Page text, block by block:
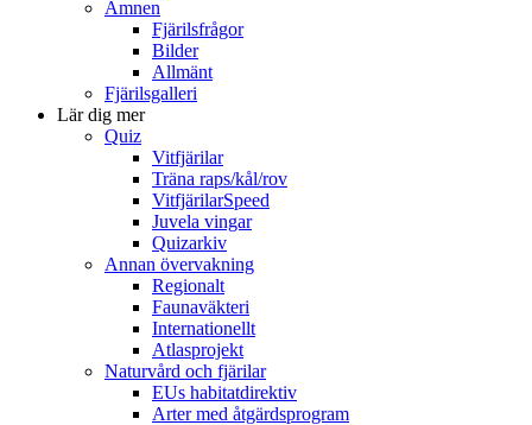
Ämnen
Fjärilsfrågor
Bilder
Allmänt
Fjärilsgalleri
Lär dig mer
Quiz
Vitfjärilar
Träna raps/kål/rov
VitfjärilarSpeed
Juvela vingar
Quizarkiv
Annan övervakning
Regionalt
Faunaväkteri
Internationellt
Atlasprojekt
Naturvård och fjärilar
EUs habitatdirektiv
Arter med åtgärdsprogram